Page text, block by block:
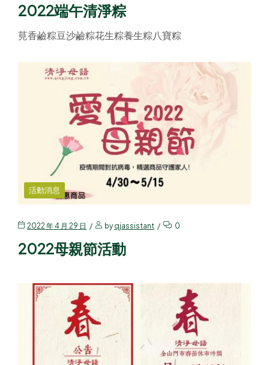
2022端午清淨粽
莧香鹼粽豆沙鹼粽花生粽養生粽八寶粽
活動消息
2022 年 4 月 29 日 byqjassistant 0
2022母親節活動